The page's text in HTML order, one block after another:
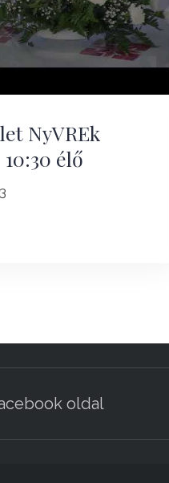
NyVREk
10:30 élő
oldal